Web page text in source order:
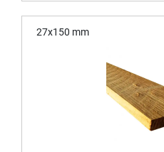
27x150 mm